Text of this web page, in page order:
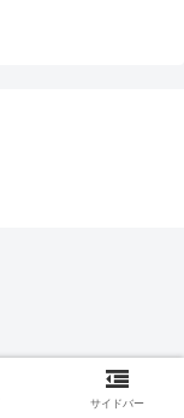
サイドバー